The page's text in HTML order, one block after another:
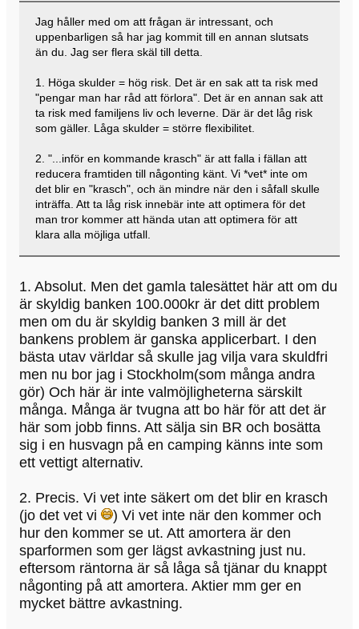
Jag håller med om att frågan är intressant, och
uppenbarligen så har jag kommit till en annan slutsats
än du. Jag ser flera skäl till detta.
1. Höga skulder = hög risk. Det är en sak att ta risk med
"pengar man har råd att förlora". Det är en annan sak att
ta risk med familjens liv och leverne. Där är det låg risk
som gäller. Låga skulder = större flexibilitet.
2. "...inför en kommande krasch" är att falla i fällan att
reducera framtiden till någonting känt. Vi *vet* inte om
det blir en "krasch", och än mindre när den i såfall skulle
inträffa. Att ta låg risk innebär inte att optimera för det
man tror kommer att hända utan att optimera för att
klara alla möjliga utfall.
1. Absolut. Men det gamla talesättet här att om du
är skyldig banken 100.000kr är det ditt problem
men om du är skyldig banken 3 mill är det
bankens problem är ganska applicerbart. I den
bästa utav världar så skulle jag vilja vara skuldfri
men nu bor jag i Stockholm(som många andra
gör) Och här är inte valmöjligheterna särskilt
många. Många är tvugna att bo här för att det är
här som jobb finns. Att sälja sin BR och bosätta
sig i en husvagn på en camping känns inte som
ett vettigt alternativ.
2. Precis. Vi vet inte säkert om det blir en krasch
(jo det vet vi
) Vi vet inte när den kommer och
hur den kommer se ut. Att amortera är den
sparformen som ger lägst avkastning just nu.
eftersom räntorna är så låga så tjänar du knappt
någonting på att amortera. Aktier mm ger en
mycket bättre avkastning.